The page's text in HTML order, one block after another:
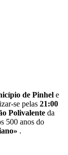
de Pinhel e
se pelas 21:00
Polivalente da
500 anos do
.